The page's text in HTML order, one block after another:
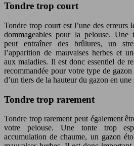
Tondre trop court
Tondre trop court est l’une des erreurs
dommageables pour la pelouse. Une
peut entraîner des brûlures, un
l’apparition de mauvaises herbes et
aux maladies. Il est donc essentiel de
recommandée pour votre type de
d’un tiers de la hauteur du gazon en une
Tondre trop rarement
Tondre trop rarement peut également
votre pelouse. Une tonte trop
accumulation de chaume, un gazon